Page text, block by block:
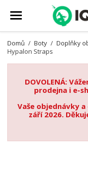
Domů Boty Doplňky
Hypalon Straps
DOVOLENÁ:
prodejna i e-
Vaše objednávky
září 2026.